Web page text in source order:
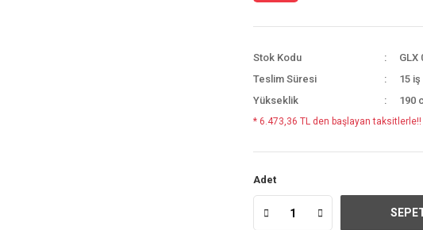
Stok Kodu
GLX
Teslim Süresi
15
Yükseklik
190
* 6.473,36 TL den başlayan taksitlerle!!
Adet